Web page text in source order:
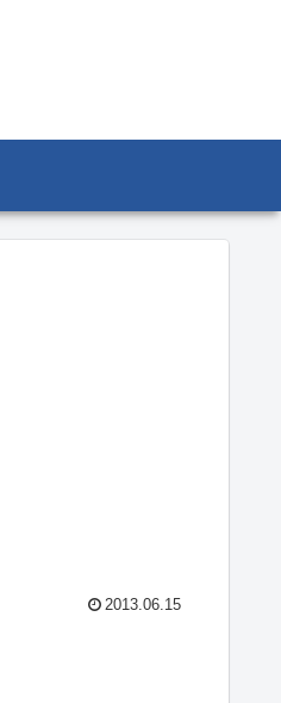
2013.06.15